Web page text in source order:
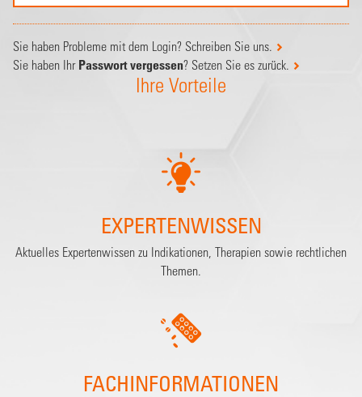
Ihre Vorteile
EXPERTENWISSEN
Aktuelles Expertenwissen zu Indikationen, Therapien sowie rechtlichen
Themen.
FACHINFORMATIONEN
Sie haben Probleme mit dem Login? Schreiben Sie uns.
Sie haben Ihr Passwort vergessen? Setzen Sie es zurück.